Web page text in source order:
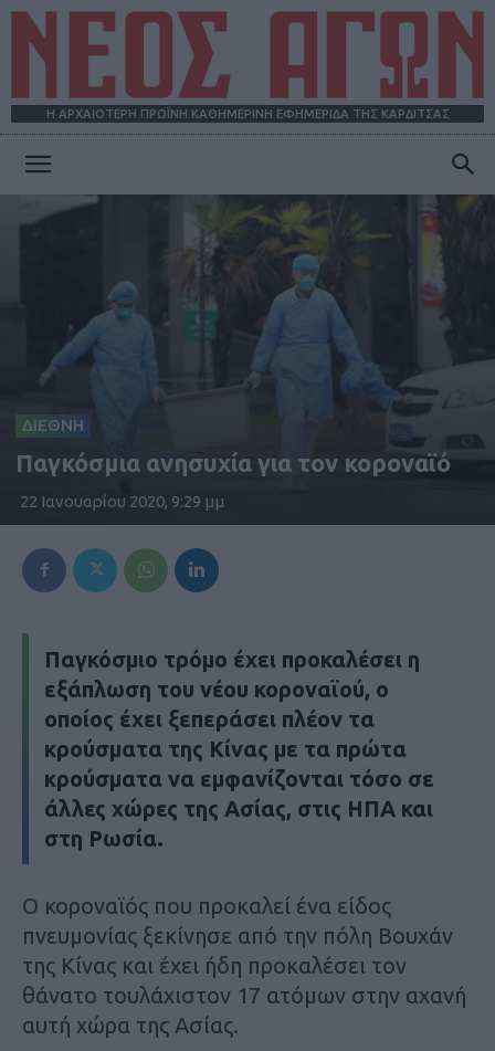
Η ΑΡΧΑΙΟΤΕΡΗ ΠΡΩΪΝΗ ΚΑΘΗΜΕΡΙΝΗ ΕΦΗΜΕΡΙΔΑ ΤΗΣ ΚΑΡΔΙΤΣΑΣ
ΔΙΕΘΝΗ
Παγκόσμια ανησυχία για τον κοροναϊό
22 Ιανουαρίου 2020, 9:29 μμ
Παγκόσμιο τρόμο έχει προκαλέσει η
εξάπλωση του νέου κοροναϊού, ο
οποίος έχει ξεπεράσει πλέον τα
κρούσματα της Κίνας με τα πρώτα
κρούσματα να εμφανίζονται τόσο σε
άλλες χώρες της Ασίας, στις ΗΠΑ και
στη Ρωσία.
Ο κοροναϊός που προκαλεί ένα είδος
πνευμονίας ξεκίνησε από την πόλη Βουχάν
της Κίνας και έχει ήδη προκαλέσει τον
θάνατο τουλάχιστον 17 ατόμων στην αχανή
αυτή χώρα της Ασίας.